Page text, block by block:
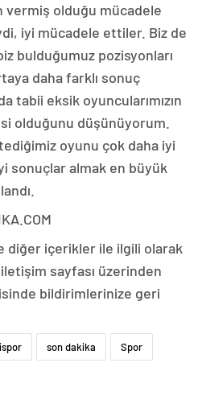
vermiş olduğu mücadele
iyi mücadele ettiler. Biz de
bulduğumuz pozisyonları
daha farklı sonuç
tabii eksik oyuncularımızın
olduğunu düşünüyorum.
oyunu çok daha iyi
sonuçlar almak en büyük
diğer içerikler ile ilgili olarak
sayfası üzerinden
bildirimlerinize geri
son dakika Spor